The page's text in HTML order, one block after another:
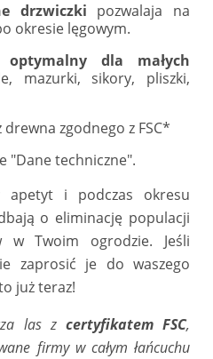
drzwiczki pozwalaja na
okresie lęgowym.
dla małych
mazurki, sikory, pliszki,
zgodnego z FSC*
"Dane techniczne".
apetyt i podczas okresu
o eliminację populacji
w Twoim ogrodzie. Jeśli
zaprosić je do waszego
już teraz!
las z certyfikatem FSC,
firmy w całym łańcuchu